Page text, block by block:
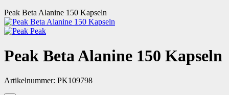
Peak Beta Alanine 150 Kapseln
Peak
Peak Beta Alanine 150 Kapseln
Artikelnummer: PK109798